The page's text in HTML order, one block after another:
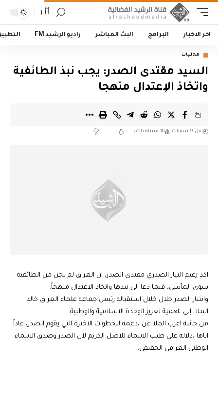
أأ
اخر الاخبار البرامج البث المباشر راديو الرشيد FM
محليات
السيد مقتدى الصدر: يجب نبذ الطائفية
واتخاذ الإعتدال منهجا
قبل 9 سنوات 10 مشاهدات
اكد زعيم التيار الصدري مقتدى الصدر، ان العراق لم يجن من الطائفية
سوى المأسي، فيما دعا الى نبذها واتخاذ الاعتدال منهجاً.
واشار الصدر خلال خلال استقباله رئيس جماعة علماء العراق خالد
الملا، إلى ،اهمية تعزيز الوحدة الاسلامية والوطنية.
من جانبه اعرب الملا عن ،دعمه للخطوات الاخيرة التي يقوم الصدر، عاداً
اياها ،دلالة على طيب الانتماء للاصل الكريم لآل الصدر وصدق الانتماء
الوطني العراقي الحقيقي.